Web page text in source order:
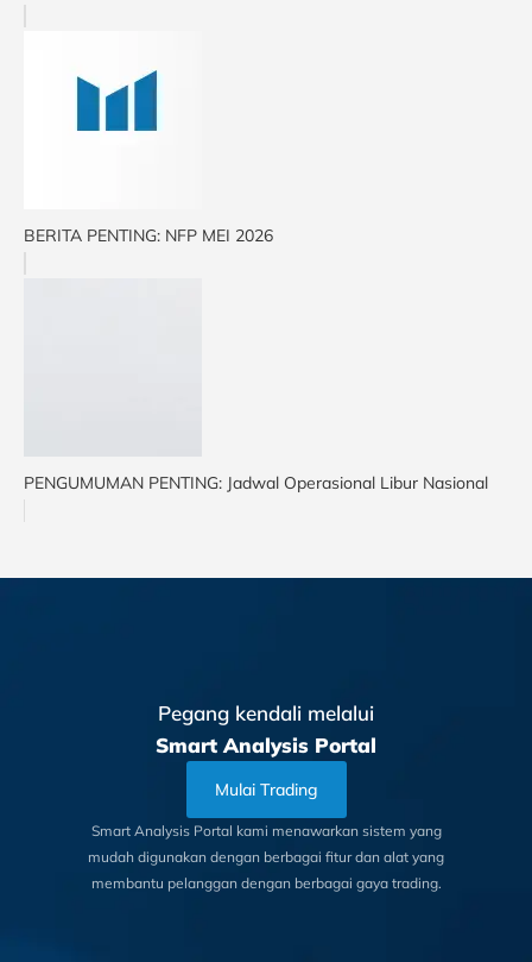
BERITA PENTING: NFP MEI 2026
PENGUMUMAN PENTING: Jadwal Operasional Libur Nasional
Pegang kendali melalui
Smart Analysis Portal
Mulai Trading
Smart Analysis Portal kami menawarkan sistem yang
mudah digunakan dengan berbagai fitur dan alat yang
membantu pelanggan dengan berbagai gaya trading.